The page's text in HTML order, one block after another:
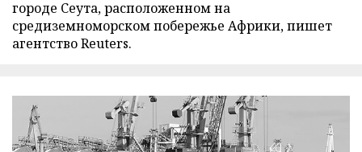
городе Сеута, расположенном на
средиземноморском побережье Африки, пишет
агентство Reuters.